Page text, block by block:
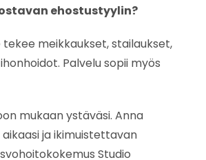
ehostustyylin?
tekee meikkaukset, stailaukset,
Palvelu sopii myös
mukaan ystäväsi. Anna
ja ikimuistettavan
Studio